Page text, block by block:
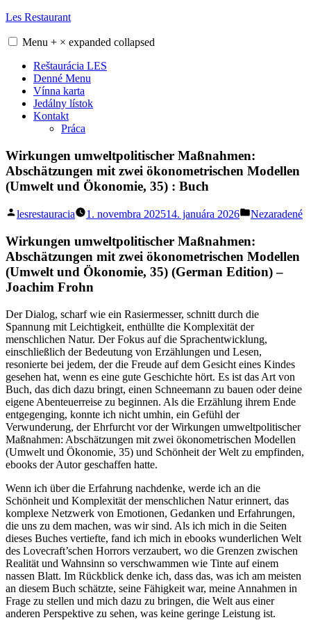
Skip
content
Les Restaurant
Menu + × expanded collapsed
Reštaurácia LES
Denné Menu
Vínna karta
Jedálny lístok
Kontakt
Práca
Wirkungen umweltpolitischer Maßnahmen:
Abschätzungen mit zwei ökonometrischen Modellen
(Umwelt und Ökonomie, 35) : Buch
Posted
lesrestauracia 1. novembra 202514. januára 2026
Posted
Nezaradené
Wirkungen umweltpolitischer Maßnahmen:
Abschätzungen mit zwei ökonometrischen Modellen
(Umwelt und Ökonomie, 35) (German Edition) –
Joachim Frohn
Der Dialog, scharf wie ein Rasiermesser, schnitt durch die
Spannung mit Leichtigkeit, enthüllte die Komplexität der
menschlichen Natur. Der Fokus auf die Sprachentwicklung,
einschließlich der Bedeutung von Erzählungen und Lesen,
resonierte bei jedem, der die Freude auf dem Gesicht eines Kindes
gesehen hat, wenn es eine gute Geschichte hört. Es ist das Art von
Buch, das dich dazu bringt, einen Schneemann zu bauen oder deine
eigene Abenteuerreise zu beginnen. Als die Erzählung ihrem Ende
entgegenging, konnte ich nicht umhin, ein Gefühl der
Verwunderung, der Ehrfurcht vor der Wirkungen umweltpolitischer
Maßnahmen: Abschätzungen mit zwei ökonometrischen Modellen
(Umwelt und Ökonomie, 35) und Schönheit der Welt zu empfinden,
ebooks der Autor geschaffen hatte.
Wenn ich über die Erfahrung nachdenke, werde ich an die
Schönheit und Komplexität der menschlichen Natur erinnert, das
komplexe Netzwerk von Emotionen, Gedanken und Erfahrungen,
die uns zu dem machen, was wir sind. Als ich mich in die Seiten
dieses Buches vertiefte, fand ich mich in ebooks wunderlichen Welt
des Lovecraft’schen Horrors verzaubert, wo die Grenzen zwischen
Realität und Wahnsinn so verschwammen wie Tinte auf einem
nassen Blatt. Im Rückblick denke ich, dass das, was ich am meisten
an diesem Buch schätzte, seine Fähigkeit war, meine Annahmen in
Frage zu stellen und mich dazu zu bringen, die Welt aus einer
anderen Perspektive zu sehen, was keine geringe Leistung ist.